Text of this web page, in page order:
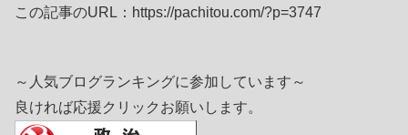
この記事のURL：https://pachitou.com/?p=3747
～人気ブログランキングに参加しています～
良ければ応援クリックお願いします。